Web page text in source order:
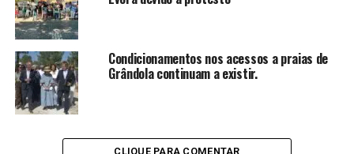
Condicionamentos nos acessos a praias de
Grândola continuam a existir.
CLIQUE PARA COMENTAR